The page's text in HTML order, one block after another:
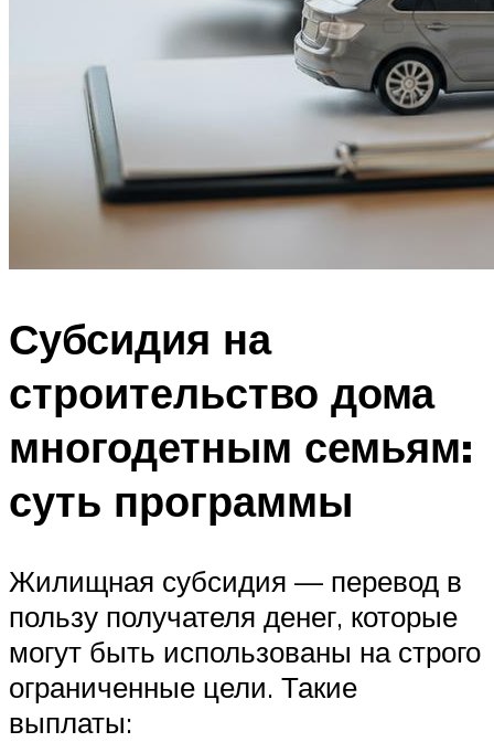
Субсидия на
строительство дома
многодетным семьям:
суть программы
Жилищная субсидия — перевод в
пользу получателя денег, которые
могут быть использованы на строго
ограниченные цели. Такие
выплаты: